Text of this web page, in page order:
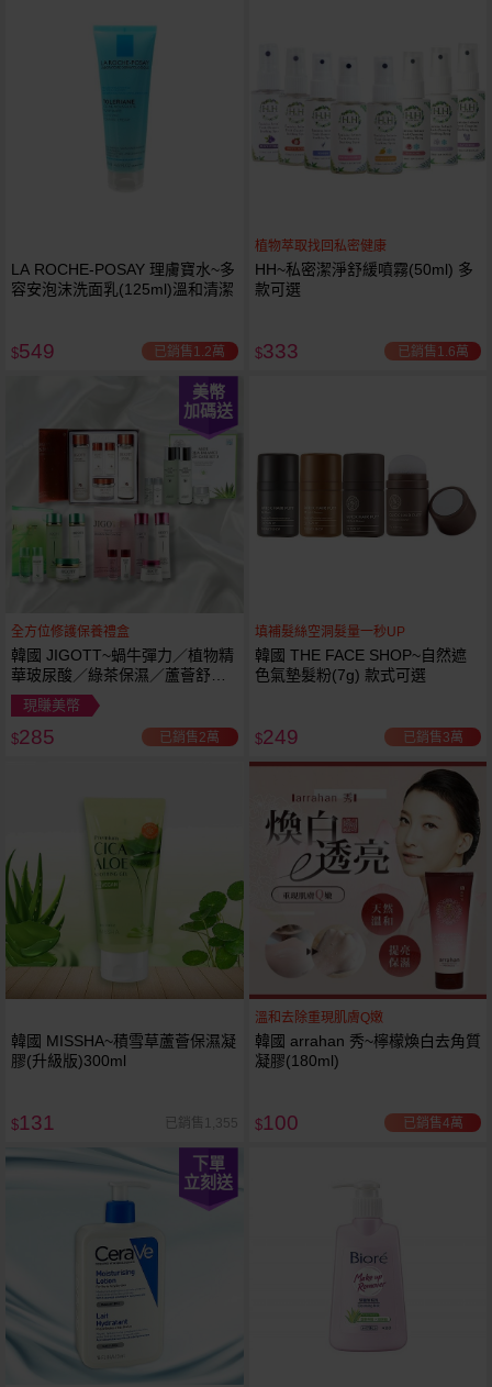
LA ROCHE-POSAY 理膚寶水~多
容安泡沫洗面乳(125ml)溫和清潔
$549 已銷售1.2萬
植物萃取找回私密健康
HH~私密潔淨舒緩噴霧(50ml) 多
款可選
$333 已銷售1.6萬
美幣
加碼送
全方位修護保養禮盒
韓國 JIGOTT~蝸牛彈力／植物精
華玻尿酸／綠茶保濕／蘆薈舒緩
修復 禮盒(5件組) 款式可選 化妝
水+乳液+面霜
現賺美幣
$285 已銷售2萬
填補髮絲空洞髮量一秒UP
韓國 THE FACE SHOP~自然遮
色氣墊髮粉(7g) 款式可選
$249 已銷售3萬
韓國 MISSHA~積雪草蘆薈保濕凝
膠(升級版)300ml
$131 已銷售1,355
溫和去除重現肌膚Q嫩
韓國 arrahan 秀~檸檬煥白去角質
凝膠(180ml)
$100 已銷售4萬
下單
立刻送